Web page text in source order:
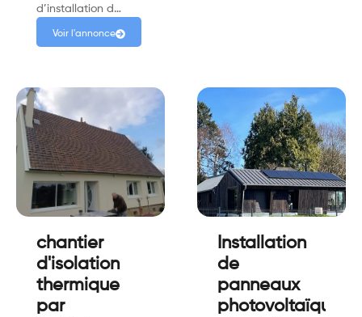
d’installation d…
Voir l'annonce
chantier
d'isolation
thermique
par
Installation
de
panneaux
photovoltaïques